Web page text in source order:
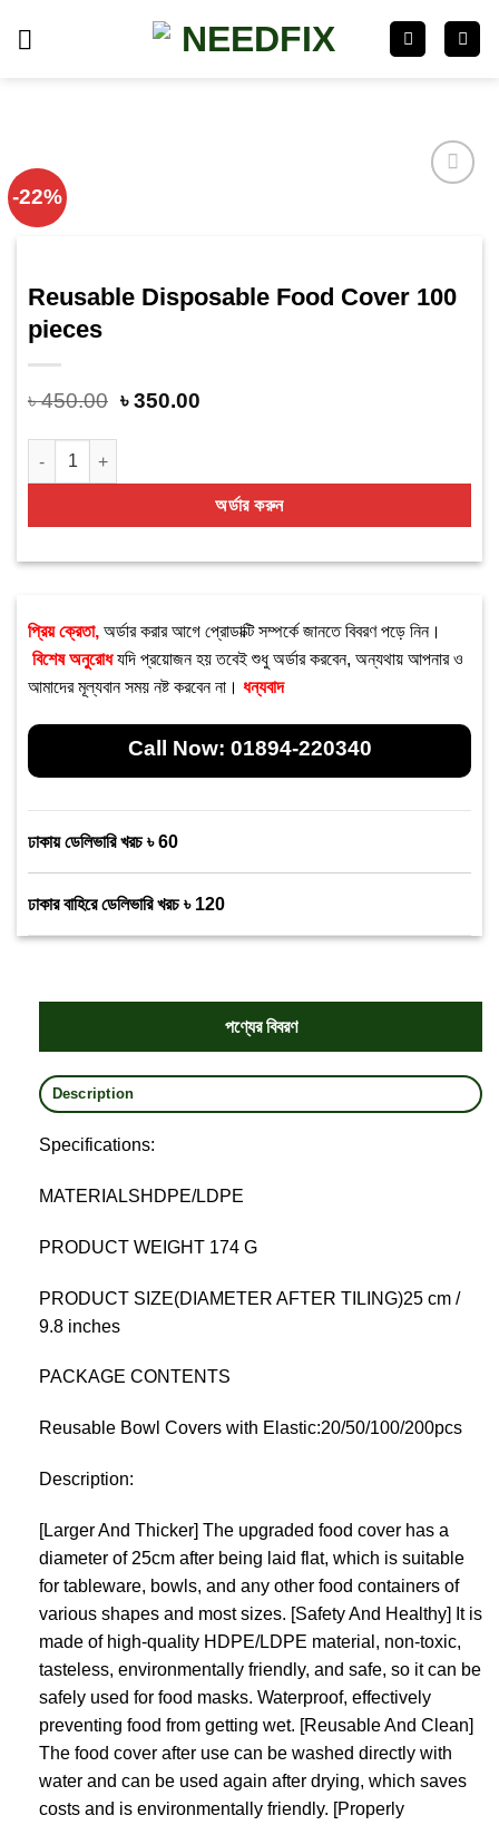
-22%
Reusable Disposable Food Cover 100
pieces
৳450.00 ৳350.00
Reusable Disposable Food Cover 100 pieces quantity
অর্ডার করুন
প্রিয় ক্রেতা, অর্ডার করার আগে প্রোডাক্টি সম্পর্কে জানতে বিবরণ পড়ে নিন।
বিশেষ অনুরোধযদি প্রয়োজন হয় তবেই শুধু অর্ডার করবেন, অন্যথায় আপনার ও
আমাদের মূল্যবান সময় নষ্ট করবেন না। ধন্যবাদ
Call Now: 01894-220340
ঢাকায় ডেলিভারি খরচ ৳ 60
ঢাকার বাহিরে ডেলিভারি খরচ ৳ 120
পণ্যের বিবরণ
Description
Specifications:
MATERIALSHDPE/LDPE
PRODUCT WEIGHT 174 G
PRODUCT SIZE(DIAMETER AFTER TILING)25 cm /
9.8 inches
PACKAGE CONTENTS
Reusable Bowl Covers with Elastic:20/50/100/200pcs
Description:
[Larger And Thicker] The upgraded food cover has a
diameter of 25cm after being laid flat, which is suitable
for tableware, bowls, and any other food containers of
various shapes and most sizes. [Safety And Healthy] It is
made of high-quality HDPE/LDPE material, non-toxic,
tasteless, environmentally friendly, and safe, so it can be
safely used for food masks. Waterproof, effectively
preventing food from getting wet. [Reusable And Clean]
The food cover after use can be washed directly with
water and can be used again after drying, which saves
costs and is environmentally friendly. [Properly